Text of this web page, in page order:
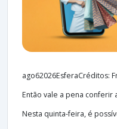
ago62026EsferaCréditos:
Então vale a pena conferir
Nesta quinta-feira, é